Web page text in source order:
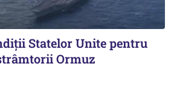
Statelor Unite pentru
Ormuz